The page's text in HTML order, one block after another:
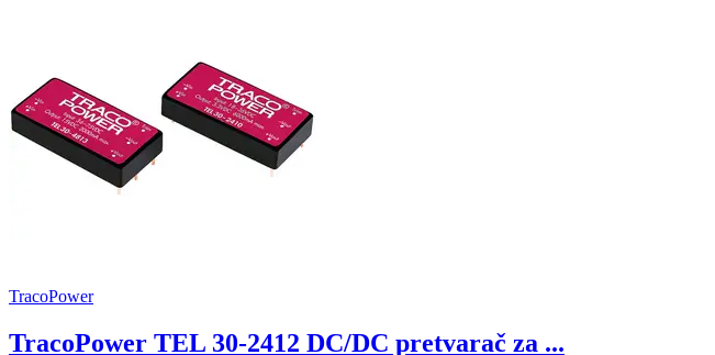
TracoPower
TracoPower TEL 30-2412 DC/DC pretvarač za ...